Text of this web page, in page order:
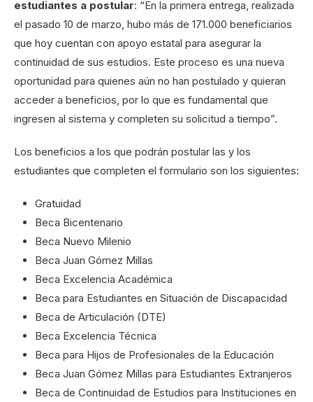
estudiantes a postular: “En la primera entrega, realizada
el pasado 10 de marzo, hubo más de 171.000 beneficiarios
que hoy cuentan con apoyo estatal para asegurar la
continuidad de sus estudios. Este proceso es una nueva
oportunidad para quienes aún no han postulado y quieran
acceder a beneficios, por lo que es fundamental que
ingresen al sistema y completen su solicitud a tiempo”.
Los beneficios a los que podrán postular las y los
estudiantes que completen el formulario son los siguientes:
Gratuidad
Beca Bicentenario
Beca Nuevo Milenio
Beca Juan Gómez Millas
Beca Excelencia Académica
Beca para Estudiantes en Situación de Discapacidad
Beca de Articulación (DTE)
Beca Excelencia Técnica
Beca para Hijos de Profesionales de la Educación
Beca Juan Gómez Millas para Estudiantes Extranjeros
Beca de Continuidad de Estudios para Instituciones en